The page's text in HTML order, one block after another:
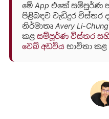
මේ App එකේ සම්පූර්ණ
පිළිබඳව වැඩිදුර විස්තර
නිර්මාතෘ Avery Li-
කළ සම්පූර්ණ විස්තර
වෙබ් අඩවියභාවිතා කළ